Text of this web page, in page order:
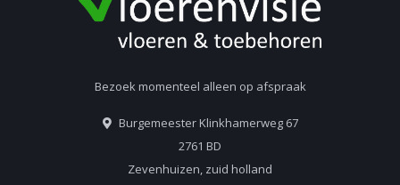
Bezoek momenteel alleen op afspraak
Burgemeester Klinkhamerweg 67
2761 BD
Zevenhuizen, zuid holland